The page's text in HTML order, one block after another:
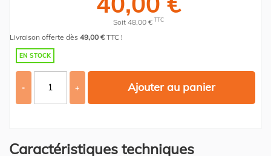
Soit 48,00 € TTC
Livraison offerte dès 49,00 €TTC !
EN STOCK
- + Ajouter au panier
Caractéristiques techniques